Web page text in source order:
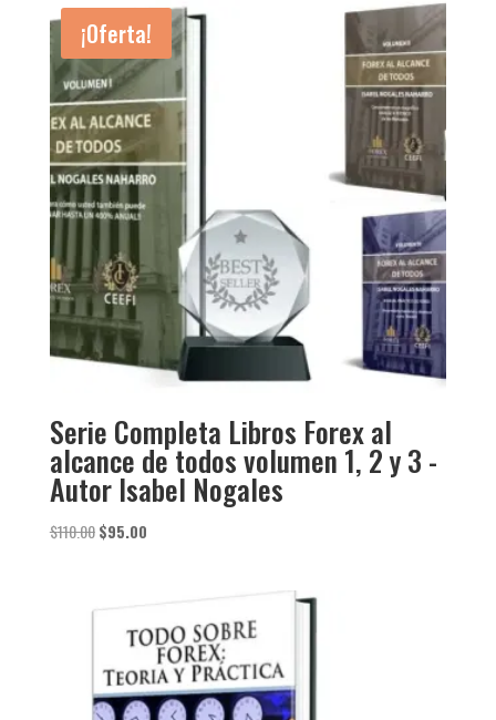
era:
$4,642.00.
es:
$3,447.00.
¡Oferta!
Serie Completa Libros Forex al
alcance de todos volumen 1, 2 y 3 -
Autor Isabel Nogales
$110.00 El
era:
$110.00.
$95.00El
es:
$95.00.